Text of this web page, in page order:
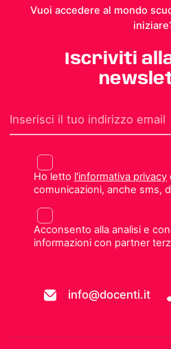
Vuoi accedere al mondo
Iscriviti
Ho letto l'informativa privacy
comunicazioni, anche sms,
Acconsento alla analisi e
informazioni con partner
info@docenti.it